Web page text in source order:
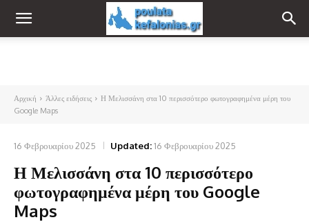
Αρχική Άλλες ειδήσεις
Η Μελισσάνη στα 10 περισσότερο φωτογραφημένα μέρη του
Google Maps
16 Φεβρουαρίου 2025 Updated:16 Φεβρουαρίου 2025
Η Μελισσάνη στα 10 περισσότερο
φωτογραφημένα μέρη του Google
Maps